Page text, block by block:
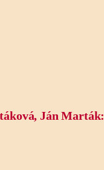
Ján Marták: